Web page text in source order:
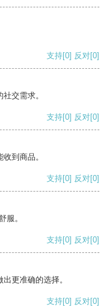
支持[0] 反对[0]
交需求。
支持[0] 反对[0]
到商品。
支持[0] 反对[0]
服。
支持[0] 反对[0]
更准确的选择。
支持[0] 反对[0]